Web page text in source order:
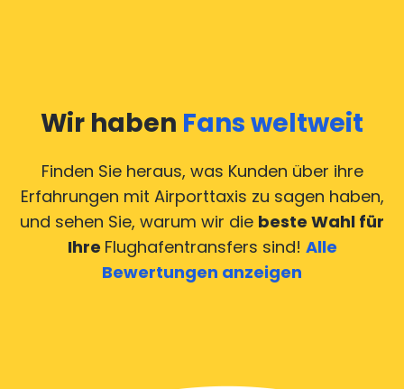
Wir haben Fans weltweit
Finden Sie heraus, was Kunden über ihre
Erfahrungen mit Airporttaxis zu sagen haben,
und sehen Sie, warum wir die beste Wahl für
Ihre Flughafentransfers sind! Alle
Bewertungen anzeigen